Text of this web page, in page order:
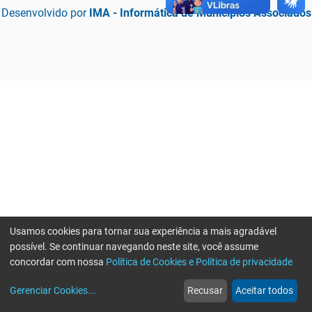
Desenvolvido por IMA - Informática de Municípios Associados
web
Notícias
more_horiz
Mais
Usamos cookies para tornar sua experiência a mais agradável
possível. Se continuar navegando neste site, você assume
concordar com nossa Política de Cookies e Política de privacidade
Gerenciar Cookies... Recusar Aceitar todos
Erro ao enviar informações, por favor tente novamente